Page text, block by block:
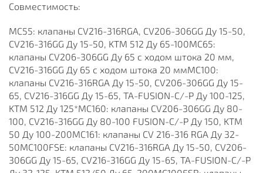
Совместимость:
MC55: клапаны CV216-316RGA, CV206-306GG Ду 15-50,
CV216-316GG Ду 15-50, KTM 512 Ду 65-100MC65:
клапаны CV206-306GG Ду 65 с ходом штока 20 мм,
CV216-316GG Ду 65 с ходом штока 20 ммMC100:
клапаны CV216-316RGA Ду 15-50, CV206-306GG Ду 15-
65, CV216-316GG Ду 15-65, TA-FUSION-C/-P Ду 100-125,
KTM 512 Ду 125*MC160: клапаны CV206-306GG Ду 80-
100, CV216-316GG Ду 80-100 FUSION-C/-P Ду 150, KTM
50 Ду 100-200MC161: клапаны CV 216-316 RGA Ду 32-
50MC100FSE: клапаны CV216-316RGA Ду 15-50, CV206-
306GG Ду 15-65, CV216-316GG Ду 15-65, TA-FUSION-C/-P